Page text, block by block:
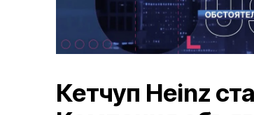
Кетчуп Heinz